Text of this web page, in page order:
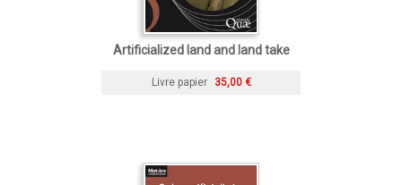
Artificialized land and land take
Livre papier 35,00 €